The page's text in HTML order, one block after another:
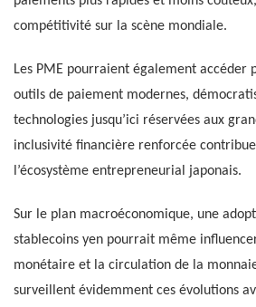
compétitivité sur la scène mondiale.
Les PME pourraient également accéder
outils de paiement modernes,
technologies jusqu’ici réservées aux
inclusivité financière renforcée
l’écosystème entrepreneurial japonais.
Sur le plan macroéconomique, une
stablecoins yen pourrait même
monétaire et la circulation de la
surveillent évidemment ces évolutions